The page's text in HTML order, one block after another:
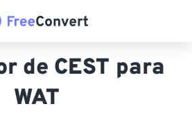
de CEST para
WAT